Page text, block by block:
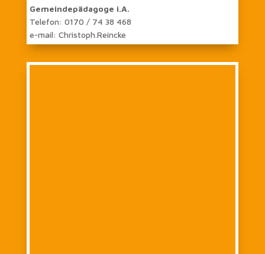
Gemeindepädagoge i.A.
Telefon: 0170 / 74 38 468
e-mail: Christoph.Reincke